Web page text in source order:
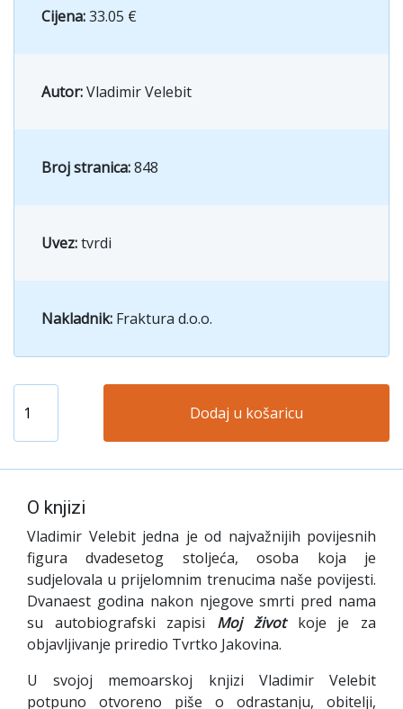
Cijena:33.05 €
Autor:Vladimir Velebit
Broj stranica:848
Uvez:tvrdi
Nakladnik: Fraktura d.o.o.
Dodaj u košaricu
O knjizi
Vladimir Velebit jedna je od najvažnijih povijesnih
figura dvadesetog stoljeća, osoba koja je
sudjelovala u prijelomnim trenucima naše povijesti.
Dvanaest godina nakon njegove smrti pred nama
su autobiografski zapisi Moj život
koje je za
objavljivanje priredio Tvrtko Jakovina.
U svojoj memoarskoj knjizi Vladimir Velebit
potpuno otvoreno piše o odrastanju, obitelji,